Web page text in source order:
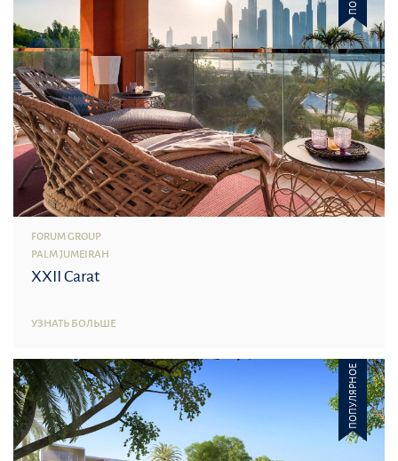
FORUM GROUP
PALM JUMEIRAH
XXII Carat
УЗНАТЬ БОЛЬШЕ
ПОПУЛЯРНОЕ